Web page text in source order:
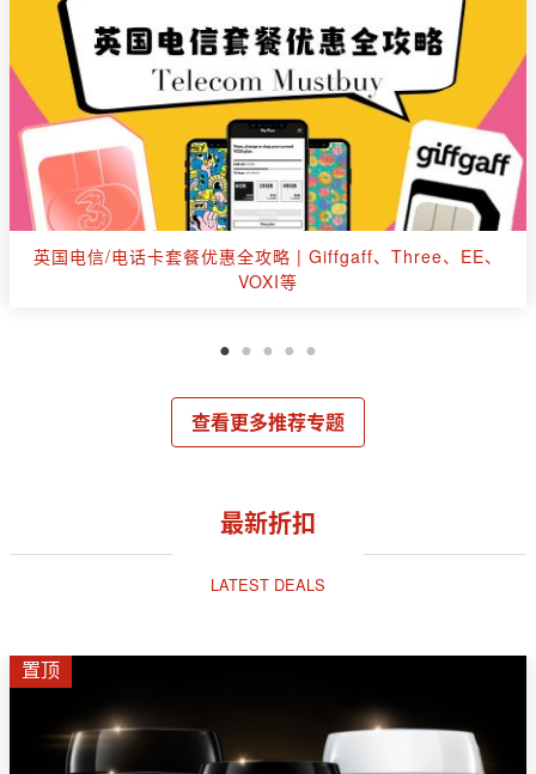
英国出行玩乐购票优惠汇总：伦敦眼、杜莎夫人、海洋公
园、游船等
查看更多推荐专题
最新折扣
LATEST DEALS
置顶